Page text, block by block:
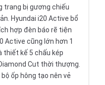
trang bị gương chiếu
Hyundai i20 Active bổ
hợp đèn báo rẽ tiện
Active cũng lớn hơn 1
thiết kế 5 chấu kép
Cut thời thượng.
ốp hông tạo nên vẻ